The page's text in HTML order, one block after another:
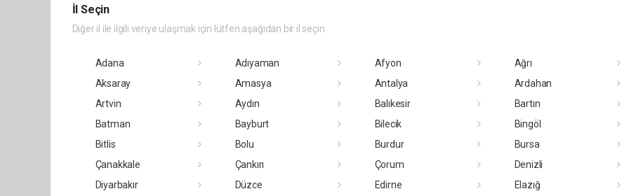
İl Seçin
Diğer il ile ilgili veriye ulaşmak için lütfen aşağıdan bir il seçin
Adana Adıyaman Afyon
Ağrı
Aksaray
Amasya Antalya
Ardahan
Artvin
Aydın Balıkesir
Bartın
Batman
Bayburt Bilecik
Bingöl
Bitlis
Bolu Burdur
Bursa
Çanakkale
Çankırı Çorum
Denizli
Diyarbakır
Düzce Edirne
Elazığ